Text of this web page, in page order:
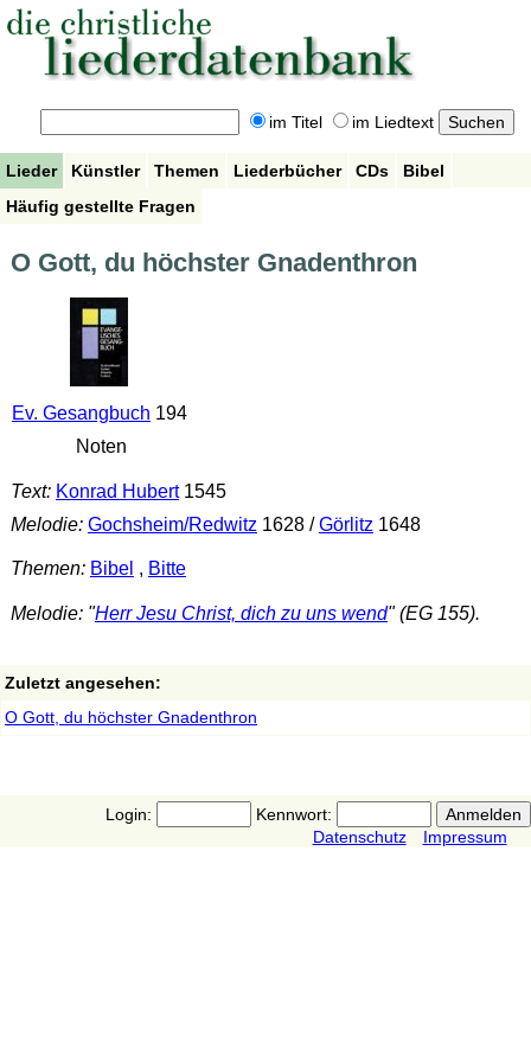
im Titel im Liedtext
Lieder Künstler Themen Liederbücher CDs
Bibel
Häufig gestellte Fragen
O Gott, du höchster Gnadenthron
Ev. Gesangbuch 194
Noten
Text: Konrad Hubert1545
Melodie: Gochsheim/Redwitz 1628 /Görlitz 1648
Themen: Bibel , Bitte
Melodie: "Herr Jesu Christ, dich zu uns wend" (EG 155).
Zuletzt angesehen:
O Gott, du höchster Gnadenthron
Login:
Kennwort:
Datenschutz
Impressum